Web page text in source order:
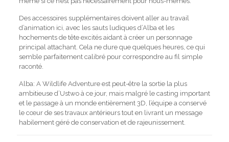
Des accessoires supplémentaires doivent aller au travail
d’animation ici, avec les sauts ludiques d’Alba et les
hochements de tête excités aidant à créer un personnage
principal attachant. Cela ne dure que quelques heures, ce qui
semble parfaitement calibré pour correspondre au fil simple
raconté.
Alba: A Wildlife Adventure est peut-être la sortie la plus
ambitieuse d’Ustwo à ce jour, mais malgré le casting important
et le passage à un monde entièrement 3D, l’équipe a conservé
le cœur de ses travaux antérieurs tout en livrant un message
habilement géré de conservation et de rajeunissement.